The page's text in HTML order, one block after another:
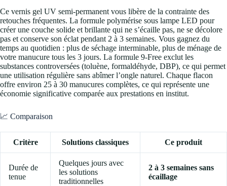
Ce vernis gel UV semi-permanent vous libère de la contrainte des
retouches fréquentes. La formule polymérise sous lampe LED pour
créer une couche solide et brillante qui ne s’écaille pas, ne se décolore
pas et conserve son éclat pendant 2 à 3 semaines. Vous gagnez du
temps au quotidien : plus de séchage interminable, plus de ménage de
votre manucure tous les 3 jours. La formule 9-Free exclut les
substances controversées (toluène, formaldéhyde, DBP), ce qui permet
une utilisation régulière sans abîmer l’ongle naturel. Chaque flacon
offre environ 25 à 30 manucures complètes, ce qui représente une
économie significative comparée aux prestations en institut.
📈 Comparaison
Critère Solutions classiques Ce produit
Durée de
tenue
Quelques jours avec
les solutions
traditionnelles
2 à 3 semaines sans
écaillage